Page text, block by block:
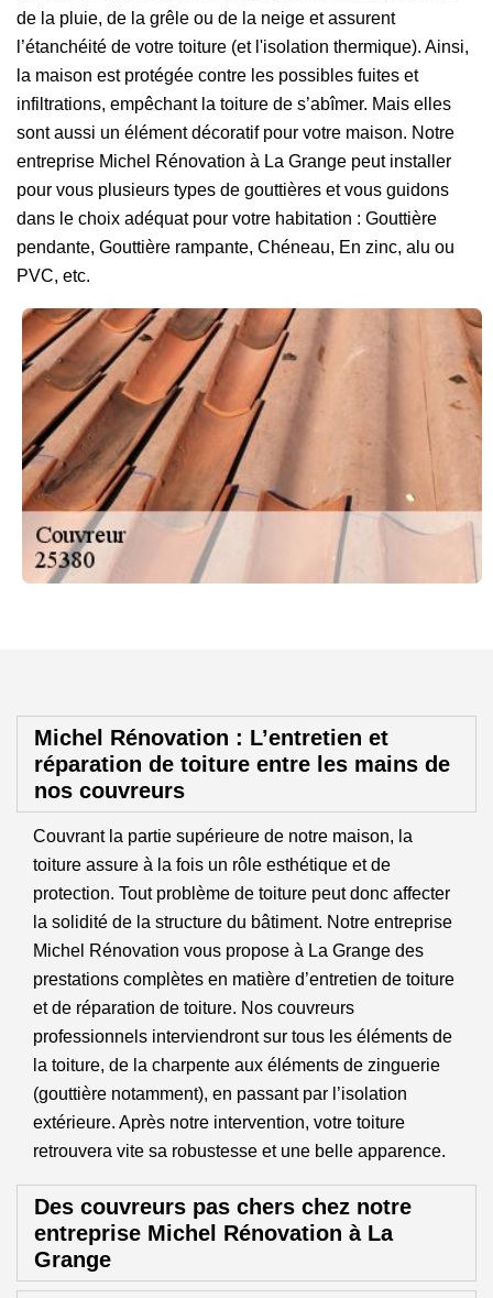
de la pluie, de la grêle ou de la neige et assurent
l’étanchéité de votre toiture (et l'isolation thermique). Ainsi,
la maison est protégée contre les possibles fuites et
infiltrations, empêchant la toiture de s’abîmer. Mais elles
sont aussi un élément décoratif pour votre maison. Notre
entreprise Michel Rénovation à La Grange peut installer
pour vous plusieurs types de gouttières et vous guidons
dans le choix adéquat pour votre habitation : Gouttière
pendante, Gouttière rampante, Chéneau, En zinc, alu ou
PVC, etc.
Michel Rénovation : L’entretien et
réparation de toiture entre les mains de
nos couvreurs
Couvrant la partie supérieure de notre maison, la
toiture assure à la fois un rôle esthétique et de
protection. Tout problème de toiture peut donc affecter
la solidité de la structure du bâtiment. Notre entreprise
Michel Rénovation vous propose à La Grange des
prestations complètes en matière d’entretien de toiture
et de réparation de toiture. Nos couvreurs
professionnels interviendront sur tous les éléments de
la toiture, de la charpente aux éléments de zinguerie
(gouttière notamment), en passant par l’isolation
extérieure. Après notre intervention, votre toiture
retrouvera vite sa robustesse et une belle apparence.
Des couvreurs pas chers chez notre
entreprise Michel Rénovation à La
Grange